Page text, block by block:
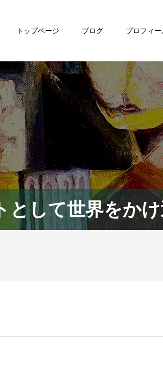
トップページ ブログ プロフィー
として世界をか